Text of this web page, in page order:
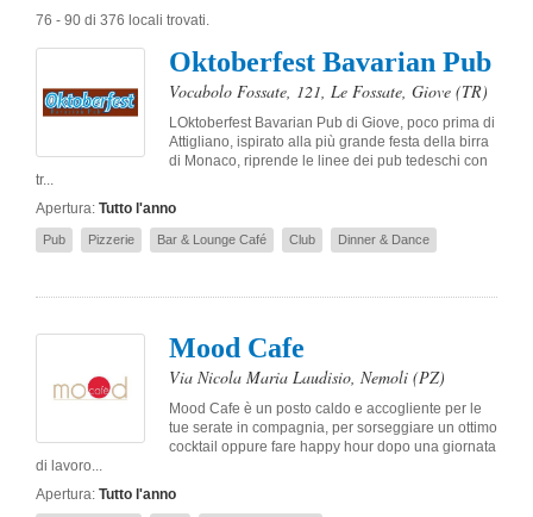
76 - 90 di 376 locali trovati.
Oktoberfest Bavarian Pub
Vocabolo Fossate, 121, Le Fossate, Giove (TR)
LOktoberfest Bavarian Pub di Giove, poco prima di
Attigliano, ispirato alla più grande festa della birra
di Monaco, riprende le linee dei pub tedeschi con
tr...
Apertura: Tutto l'anno
Pub Pizzerie Bar & Lounge Café Club Dinner & Dance
Mood Cafe
Via Nicola Maria Laudisio, Nemoli (PZ)
Mood Cafe è un posto caldo e accogliente per le
tue serate in compagnia, per sorseggiare un ottimo
cocktail oppure fare happy hour dopo una giornata
di lavoro...
Apertura: Tutto l'anno